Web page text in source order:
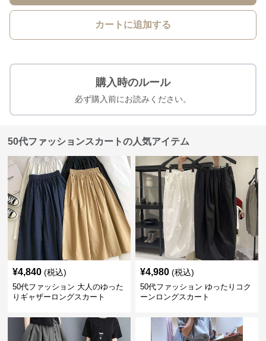
カートに追加する
購入時のルール
必ず購入前にお読みください。
50代ファッションスカートの人気アイテム
¥4,840 (税込)
50代ファッション 大人のゆった
りギャザーロングスカート
¥4,980 (税込)
50代ファッション ゆったりコク
ーンロングスカート